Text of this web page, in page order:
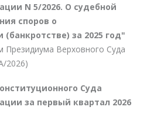
N 5/2026. О судебной
споров о
(банкротстве) за 2025 год"
Президиума Верховного Суда
2026)
Суда
за первый квартал 2026